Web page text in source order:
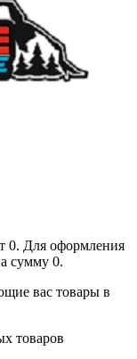
0. Для оформления
сумму 0.
вас товары в
товаров